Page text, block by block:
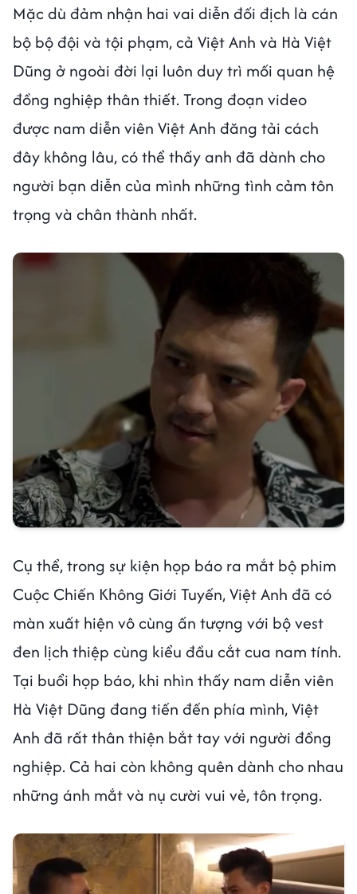
Mặc dù đảm nhận hai vai diễn đối địch là cán
bộ bộ đội và tội phạm, cả Việt Anh và Hà Việt
Dũng ở ngoài đời lại luôn duy trì mối quan hệ
đồng nghiệp thân thiết. Trong đoạn video
được nam diễn viên Việt Anh đăng tải cách
đây không lâu, có thể thấy anh đã dành cho
người bạn diễn của mình những tình cảm tôn
trọng và chân thành nhất.
Cụ thể, trong sự kiện họp báo ra mắt bộ phim
Cuộc Chiến Không Giới Tuyến, Việt Anh đã có
màn xuất hiện vô cùng ấn tượng với bộ vest
đen lịch thiệp cùng kiểu đầu cắt cua nam tính.
Tại buổi họp báo, khi nhìn thấy nam diễn viên
Hà Việt Dũng đang tiến đến phía mình, Việt
Anh đã rất thân thiện bắt tay với người đồng
nghiệp. Cả hai còn không quên dành cho nhau
những ánh mắt và nụ cười vui vẻ, tôn trọng.